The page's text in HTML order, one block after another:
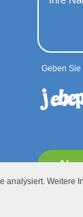
analysiert. Weitere
Geben